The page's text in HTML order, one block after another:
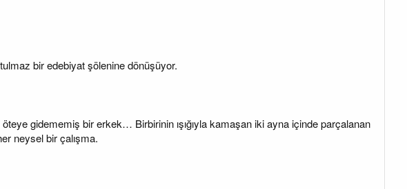
bir edebiyat şölenine dönüşüyor.
gidememiş bir erkek… Birbirinin ışığıyla kamaşan iki ayna içinde parçalanan
neysel bir çalışma.